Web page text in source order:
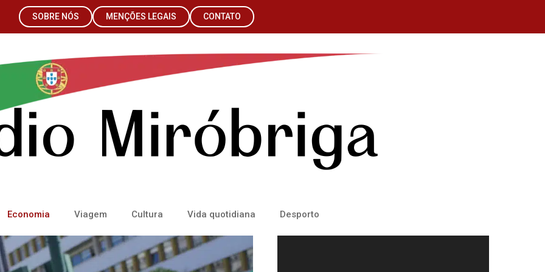
SOBRE NÓS MENÇÕES LEGAIS CONTATO
Economia Viagem Cultura Vida quotidiana Desporto